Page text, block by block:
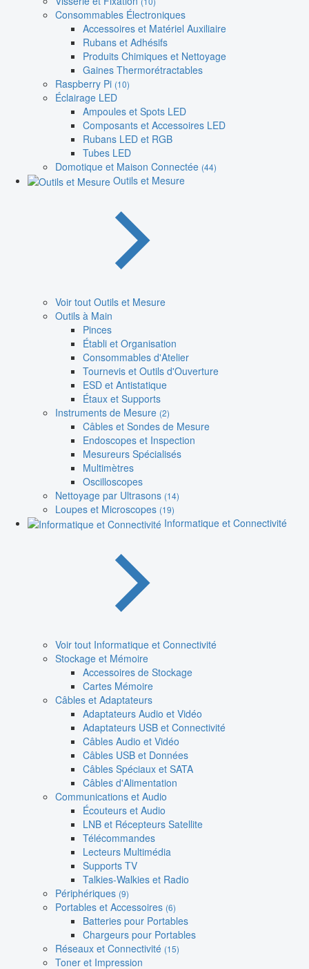
Consommables Électroniques
Accessoires et Matériel Auxiliaire
Rubans et Adhésifs
Produits Chimiques et Nettoyage
Gaines Thermorétractables
Raspberry Pi (10)
Éclairage LED
Ampoules et Spots LED
Composants et Accessoires LED
Rubans LED et RGB
Tubes LED
Domotique et Maison Connectée (44)
Outils et Mesure
Voir tout Outils et Mesure
Outils à Main
Pinces
Établi et Organisation
Consommables d'Atelier
Tournevis et Outils d'Ouverture
ESD et Antistatique
Étaux et Supports
Instruments de Mesure (2)
Câbles et Sondes de Mesure
Endoscopes et Inspection
Mesureurs Spécialisés
Multimètres
Oscilloscopes
Nettoyage par Ultrasons (14)
Loupes et Microscopes (19)
Informatique et Connectivité
Voir tout Informatique et Connectivité
Stockage et Mémoire
Accessoires de Stockage
Cartes Mémoire
Câbles et Adaptateurs
Adaptateurs Audio et Vidéo
Adaptateurs USB et Connectivité
Câbles Audio et Vidéo
Câbles USB et Données
Câbles Spéciaux et SATA
Câbles d'Alimentation
Communications et Audio
Écouteurs et Audio
LNB et Récepteurs Satellite
Télécommandes
Lecteurs Multimédia
Supports TV
Talkies-Walkies et Radio
Périphériques (9)
Portables et Accessoires (6)
Batteries pour Portables
Chargeurs pour Portables
Réseaux et Connectivité (15)
Toner et Impression